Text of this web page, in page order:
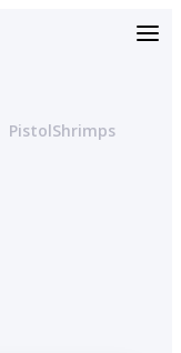
PistolShrimps